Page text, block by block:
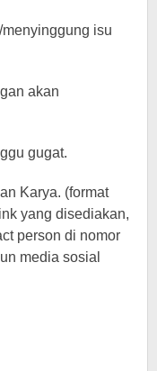
isu
akan
gugat.
Karya. (format
yang disediakan,
person di nomor
media sosial